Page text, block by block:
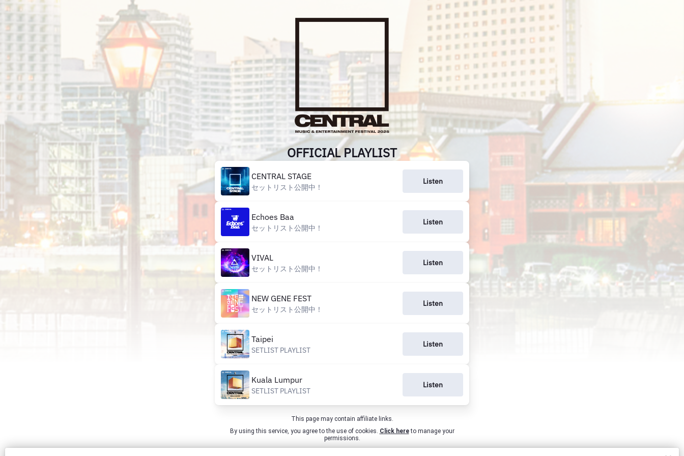
OFFICIAL PLAYLIST
CENTRAL STAGE
セットリスト公開中！
Listen
Echoes Baa
セットリスト公開中！
Listen
VIVAL
セットリスト公開中！
Listen
NEW GENE FEST
セットリスト公開中！
Listen
Taipei
SETLIST PLAYLIST
Listen
Kuala Lumpur
SETLIST PLAYLIST
Listen
This page may contain affiliate links.
By using this service, you agree to the use of cookies. Click hereto manage your
permissions.